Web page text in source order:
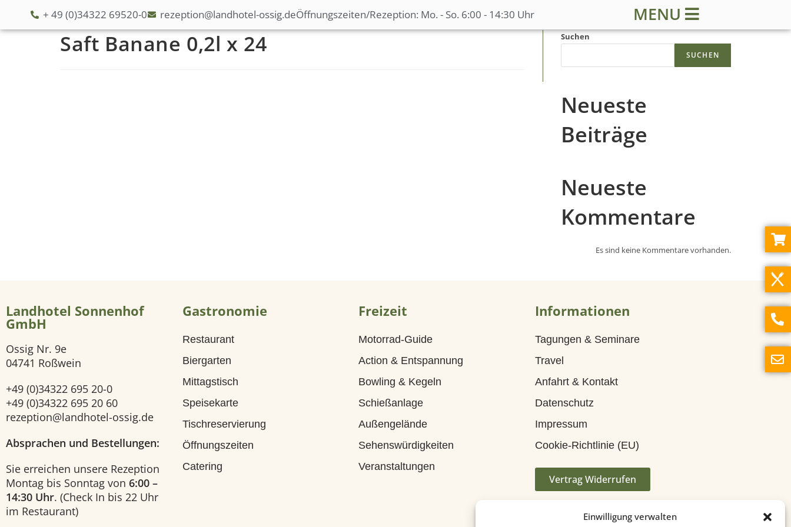
Einwilligung verwalten
+ 49 (0)34322 69520-0 rezeption@landhotel-ossig.deÖffnungszeiten/Rezeption: Mo. - So. 6:00 - 14:30 Uhr MENU
e
o
e
U
Saft Banane 0,2l x 24 Suchen
SUCHEN
Neueste
Beiträge
Neueste
Kommentare
Es sind keine Kommentare vorhanden.
Landhotel Sonnenhof
GmbH
Ossig Nr. 9e
04741 Roßwein
+49 (0)34322 695 20-0
+49 (0)34322 695 20 60
rezeption@landhotel-ossig.de
Absprachen und Bestellungen:
Sie erreichen unsere Rezeption
Montag bis Sonntag von 6:00 –
14:30 Uhr. (Check In bis 22 Uhr
im Restaurant)
Gastronomie
Restaurant
Biergarten
Mittagstisch
Speisekarte
Tischreservierung
Öffnungszeiten
Catering
Freizeit
Motorrad-Guide
Action & Entspannung
Bowling & Kegeln
Schießanlage
Außengelände
Sehenswürdigkeiten
Veranstaltungen
Informationen
Tagungen & Seminare
Travel
Anfahrt & Kontakt
Datenschutz
Impressum
Cookie-Richtlinie (EU)
Vertrag Widerrufen